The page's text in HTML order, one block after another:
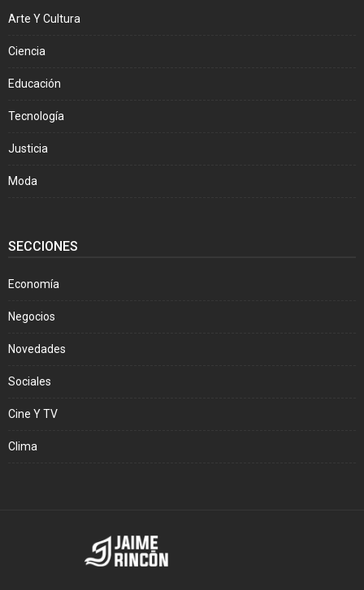
Arte Y Cultura
Ciencia
Educación
Tecnología
Justicia
Moda
SECCIONES
Economía
Negocios
Novedades
Sociales
Cine Y TV
Clima